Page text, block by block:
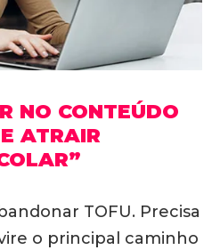
NO CONTEÚDO
ATRAIR
TOFU. Precisa
o principal caminho